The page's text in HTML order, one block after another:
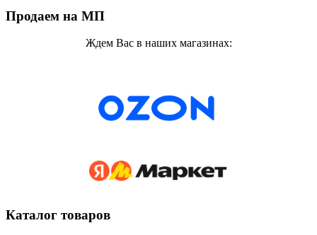
Продаем на МП
Ждем Вас в наших магазинах:
Каталог товаров